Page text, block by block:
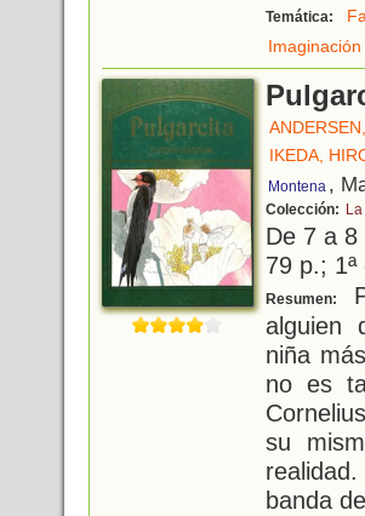
Temática:
Imaginación
IKEDA,
Montena ,
Colección:
De 7 a
79 p.;
Resumen:
alguien
niña
no es
su
banda